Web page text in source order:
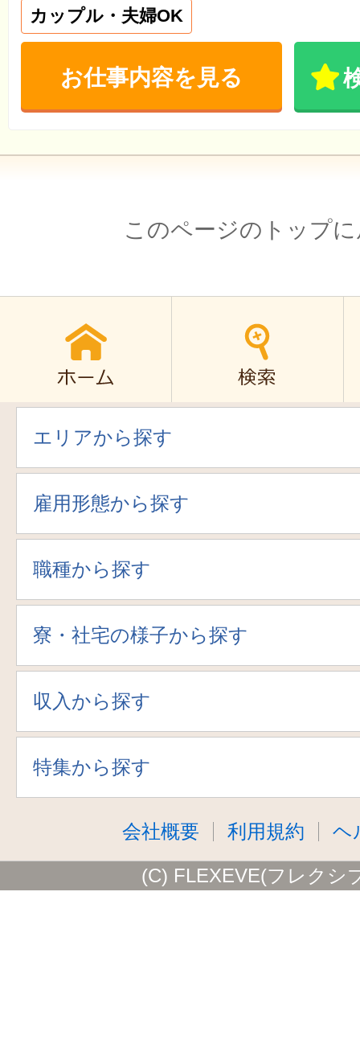
カップル・夫婦OK
お仕事内容を見る
このページのトップ
エリアから探す
雇用形態から探す
職種から探す
寮・社宅の様子から探す
収入から探す
特集から探す
会社概要 利用規約 ヘ
(C) FLEXEVE(フレクシ